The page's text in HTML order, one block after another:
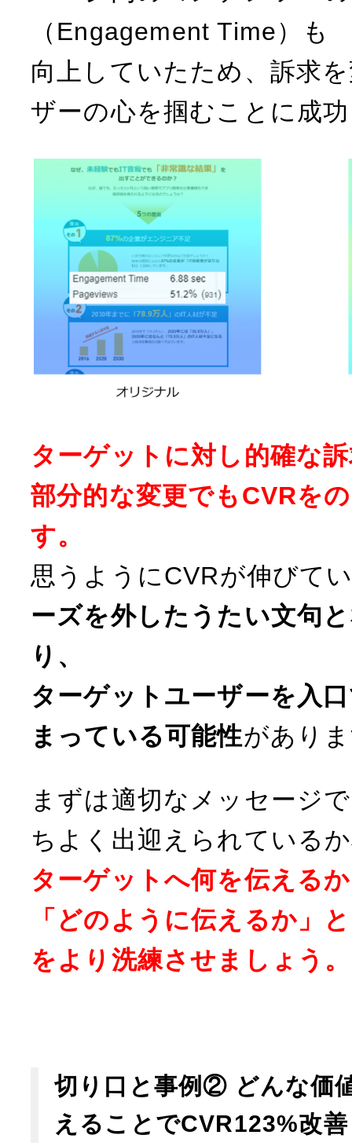
（Engagement Time）も
向上していたため、訴求
ザーの心を掴むことに成
ターゲットに対し的確な
部分的な変更でもCVRを
す。
思うようにCVRが伸びて
ーズを外したうたい文句
り、
ターゲットユーザーを入
まっている可能性があり
まずは適切なメッセージ
ちよく出迎えられている
ターゲットへ何を伝える
「どのように伝えるか」
をより洗練させましょう。
切り口と事例② どんな価
えることでCVR123%改善